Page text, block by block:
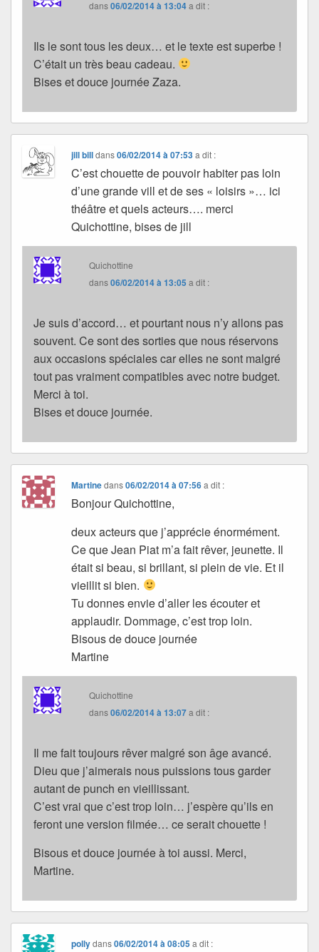
dans06/02/2014 à 13:04a dit :
Ils le sont tous les deux… et le texte est superbe !
C’était un très beau cadeau.
Bises et douce journée Zaza.
jill billdans06/02/2014 à 07:53 a dit :
C’est chouette de pouvoir habiter pas loin
d’une grande vill et de ses « loisirs »… ici
théâtre et quels acteurs…. merci
Quichottine, bises de jill
Quichottine
dans06/02/2014 à 13:05 a dit :
Je suis d’accord… et pourtant nous n’y allons pas
souvent. Ce sont des sorties que nous réservons
aux occasions spéciales car elles ne sont malgré
tout pas vraiment compatibles avec notre budget.
Merci à toi.
Bises et douce journée.
Martinedans06/02/2014 à 07:56 a dit :
Bonjour Quichottine,
deux acteurs que j’apprécie énormément.
Ce que Jean Piat m’a fait rêver, jeunette. Il
était si beau, si brillant, si plein de vie. Et il
vieillit si bien.
Tu donnes envie d’aller les écouter et
applaudir. Dommage, c’est trop loin.
Bisous de douce journée
Martine
Quichottine
dans06/02/2014 à 13:07a dit :
Il me fait toujours rêver malgré son âge avancé.
Dieu que j’aimerais nous puissions tous garder
autant de punch en vieillissant.
C’est vrai que c’est trop loin… j’espère qu’ils en
feront une version filmée… ce serait chouette !
Bisous et douce journée à toi aussi. Merci,
Martine.
pollydans06/02/2014 à 08:05 a dit :